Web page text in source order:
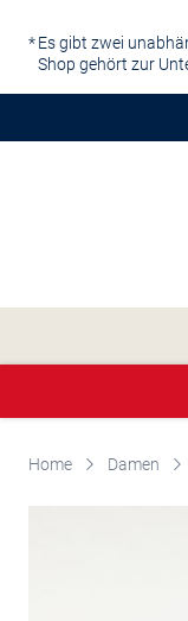
Es gibt zwei
Shop gehört zur
Home Damen